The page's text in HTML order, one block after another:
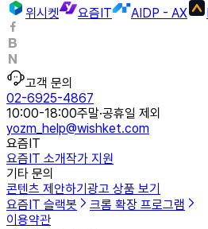
위시켓
요즘IT AIDP - AX
고객 문의
02-6925-4867
10:00-18:00주말·공휴일 제외
yozm_help@wishket.com
요즘IT
요즘IT 소개작가 지원
기타 문의
콘텐츠 제안하기 광고 상품 보기
요즘IT 슬랙봇
크롬 확장 프로그램
이용약관